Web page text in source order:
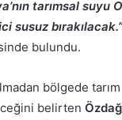
tarımsal suyu
susuz bırakılacak.”
bulundu.
bölgede tarım
belirten